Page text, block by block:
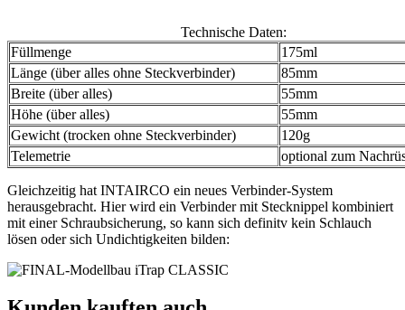
Technische Daten:
Füllmenge
175ml
Länge (über alles ohne Steckverbinder)
85mm
Breite (über alles)
55mm
Höhe (über alles)
55mm
Gewicht (trocken ohne Steckverbinder)
120g
Telemetrie
optional zum
Gleichzeitig hat INTAIRCO ein neues Verbinder-System
herausgebracht. Hier wird ein Verbinder mit Stecknippel kombiniert
mit einer Schraubsicherung, so kann sich definitv kein Schlauch
lösen oder sich Undichtigkeiten bilden: